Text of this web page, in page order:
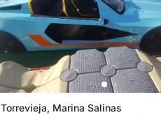
Torrevieja, Marina Salinas